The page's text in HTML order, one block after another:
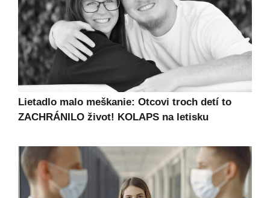
Lietadlo malo meškanie: Otcovi troch detí to
ZACHRÁNILO život! KOLAPS na letisku